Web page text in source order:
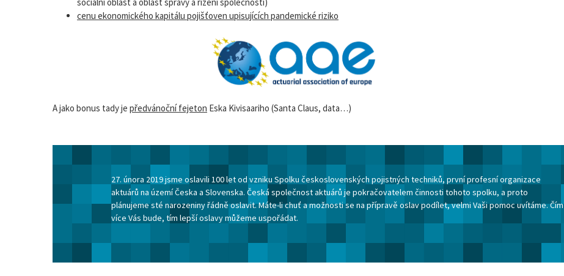
cenu ekonomického kapitálu pojišťoven upisujících pandemické riziko
A jako bonus tady je předvánoční fejeton Eska Kivisaariho (Santa Claus, data…)
27. února 2019 jsme oslavili 100 let od vzniku Spolku československých pojistných techniků, první profesní organizace
aktuárů na území Česka a Slovenska. Česká společnost aktuárů je pokračovatelem činnosti tohoto spolku, a proto
plánujeme sté narozeniny řádně oslavit. Máte-li chuť a možnosti se na přípravě oslav podílet, velmi Vaši pomoc uvítáme. Čím
více Vás bude, tím lepší oslavy můžeme uspořádat.